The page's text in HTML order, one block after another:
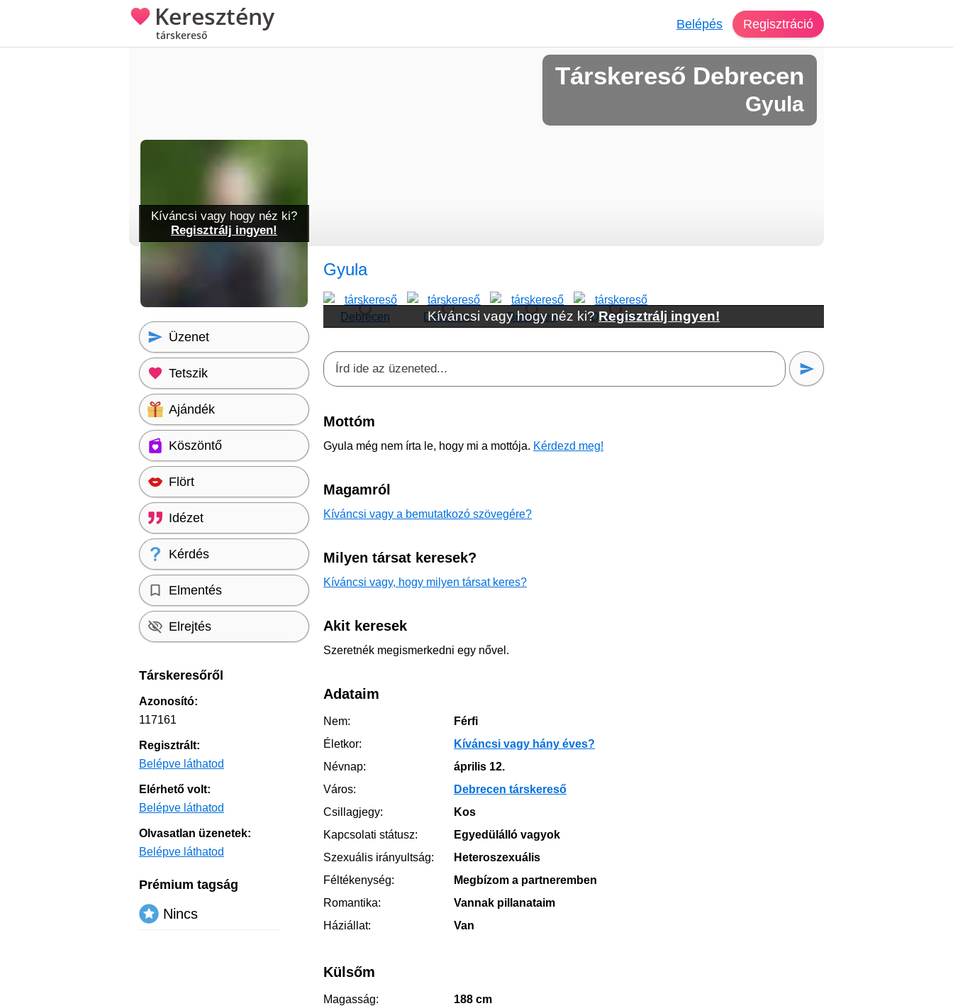
Keresztény
társkereső
Belépés Regisztráció
Társkereső Debrecen
Gyula
Gyula
Kíváncsi vagy hogy néz ki?Regisztrálj ingyen!
Mottóm
Gyula még nem írta le, hogy mi a mottója. Kérdezd meg!
Magamról
Kíváncsi vagy a bemutatkozó szövegére?
Milyen társat keresek?
Kíváncsi vagy, hogy milyen társat keres?
Akit keresek
Szeretnék megismerkedni egy nővel.
Adataim
Nem:
Férfi
Életkor:
Kíváncsi vagy hány éves?
Névnap:
április 12.
Város:
Debrecen társkereső
Csillagjegy:
Kos
Kapcsolati státusz:
Egyedülálló vagyok
Szexuális irányultság:
Heteroszexuális
Féltékenység:
Megbízom a partneremben
Romantika:
Vannak pillanataim
Háziállat:
Van
Külsőm
Magasság:
188 cm
Kíváncsi vagy hogy néz ki?
Regisztrálj ingyen!
Üzenet
Tetszik
Ajándék
Köszöntő
Flört
Idézet
Kérdés
Elmentés
Elrejtés
Társkeresőről
Azonosító:
117161
Regisztrált:
Belépve láthatod
Elérhető volt:
Belépve láthatod
Olvasatlan üzenetek:
Belépve láthatod
Prémium tagság
Nincs